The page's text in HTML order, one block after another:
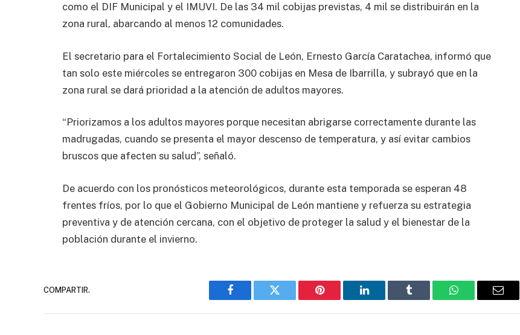
como el DIF Municipal y el IMUVI. De las 34 mil cobijas previstas, 4 mil se distribuirán en la
zona rural, abarcando al menos 12 comunidades.
El secretario para el Fortalecimiento Social de León, Ernesto García Caratachea, informó que
tan solo este miércoles se entregaron 300 cobijas en Mesa de Ibarrilla, y subrayó que en la
zona rural se dará prioridad a la atención de adultos mayores.
“Priorizamos a los adultos mayores porque necesitan abrigarse correctamente durante las
madrugadas, cuando se presenta el mayor descenso de temperatura, y así evitar cambios
bruscos que afecten su salud”, señaló.
De acuerdo con los pronósticos meteorológicos, durante esta temporada se esperan 48
frentes fríos, por lo que el Gobierno Municipal de León mantiene y refuerza su estrategia
preventiva y de atención cercana, con el objetivo de proteger la salud y el bienestar de la
población durante el invierno.
COMPARTIR.
Facebook Twitter Pinterest LinkedIn Tumblr WhatsAppEmail